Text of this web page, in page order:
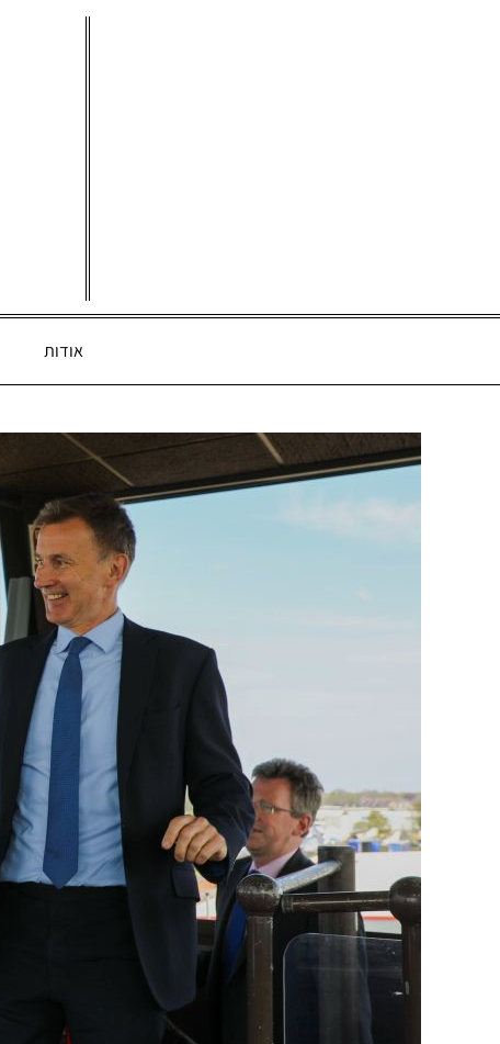
אודות